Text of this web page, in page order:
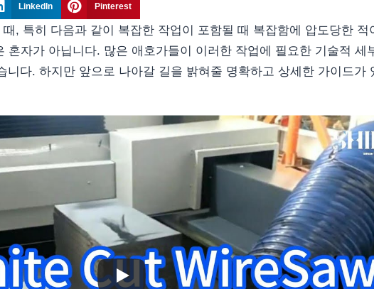
LinkedIn Pinterest
, 특히 다음과 같이 복잡한 작업이 포함될 때 복잡함에 압도당한 적
혼자가 아닙니다. 많은 애호가들이 이러한 작업에 필요한 기술적 세
니다. 하지만 앞으로 나아갈 길을 밝혀줄 명확하고 상세한 가이드가